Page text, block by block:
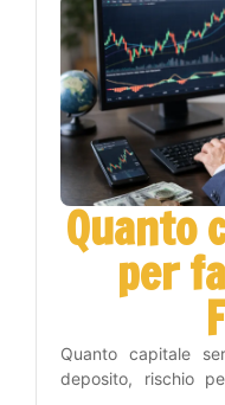
Quanto
per
Quanto capitale
deposito, rischio